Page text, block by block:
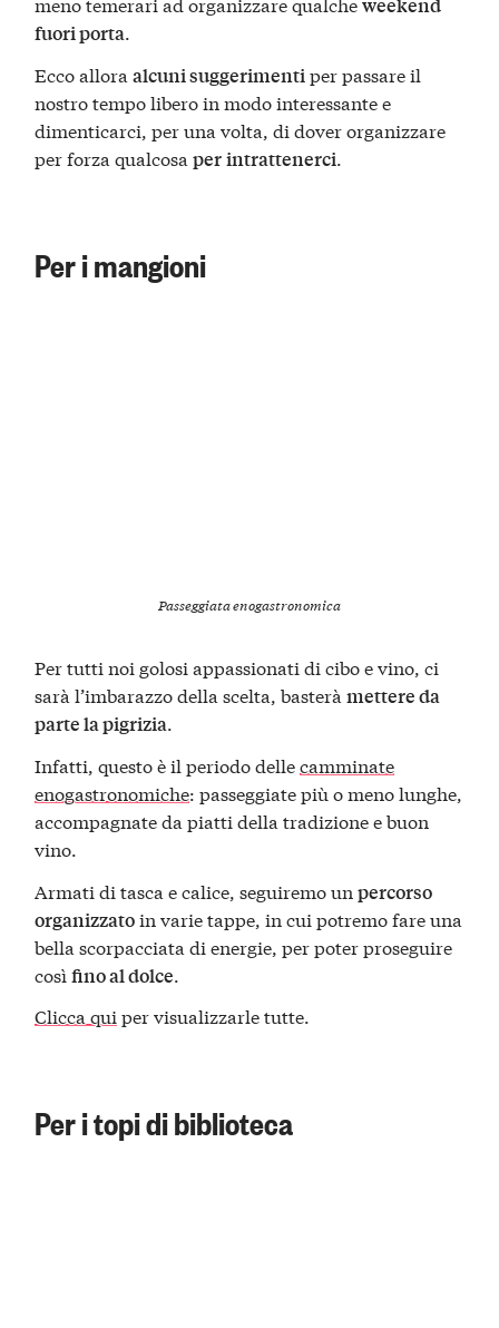
fuori porta.
Ecco alloraalcuni suggerimenti per passare il
nostro tempo libero in modo interessante e
dimenticarci, per una volta, di dover organizzare
per forza qualcosaperintrattenerci
Per i mangioni
Passeggiata enogastronomica
Per tutti noi golosi appassionati di cibo e vino, ci
sarà l’imbarazzo della scelta, basteràmettere da
parte la pigrizia.
Infatti, questo è il periodo dellecamminate
enogastronomiche: passeggiate più o meno lunghe,
accompagnate da piatti della tradizione e buon
vino.
Armati di tasca e calice, seguiremo unpercorso
organizzatoin varie tappe, in cui potremo fare una
bella scorpacciata di energie, per poter proseguire
cosìfino al dolce
Clicca qui per visualizzarle tutte.
Per i topi di biblioteca